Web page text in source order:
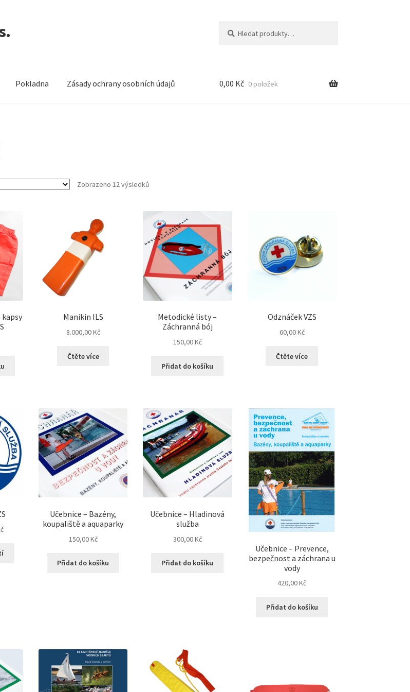
Pokladna Zásady ochrany osobních údajů 0,00 Kč 0 položek
Zobrazeno 12 výsledků
kapsy
Manikin ILS
8.000,00Kč
Čtěte více
Metodické listy –
Záchranná bój
150,00Kč
Přidat do košíku
Odznáček VZS
60,00Kč
Čtěte více
Rozpětí
3,00 Kč
stránce
Učebnice – Bazény,
koupaliště a aquaparky
150,00Kč
Přidat do košíku
Učebnice – Hladinová
služba
300,00Kč
Přidat do košíku
Učebnice – Prevence,
bezpečnost a záchrana u
vody
420,00Kč
Přidat do košíku